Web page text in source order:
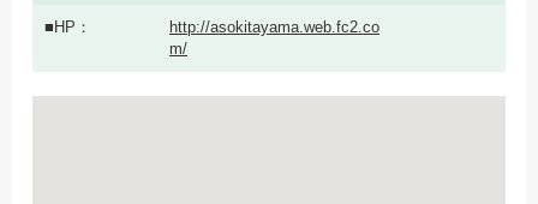
HP
http://asokitayama.web.fc2.co
m/